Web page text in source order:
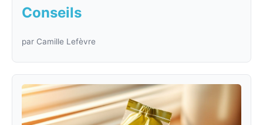
Conseils
par Camille Lefèvre